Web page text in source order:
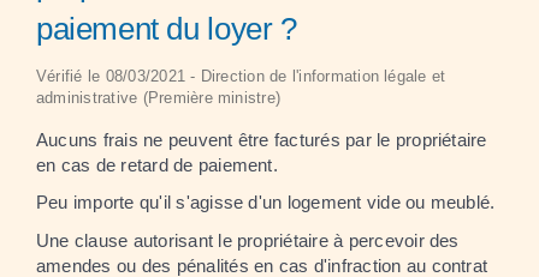
paiement du loyer ?
Vérifié le 08/03/2021 - Direction de l'information légale et
administrative (Première ministre)
Aucuns frais ne peuvent être facturés par le propriétaire
en cas de retard de paiement.
Peu importe qu'il s'agisse d'un logement vide ou meublé.
Une clause autorisant le propriétaire à percevoir des
amendes ou des pénalités en cas d'infraction au contrat